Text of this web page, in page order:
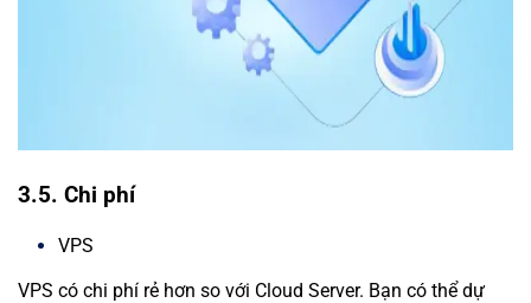
3.5. Chi phí
VPS
VPS có chi phí rẻ hơn so với Cloud Server. Bạn có thể dự